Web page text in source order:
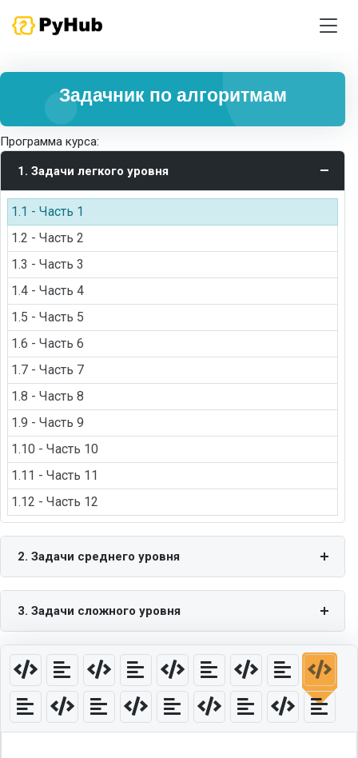
Задачник по алгоритмам
Программа курса:
1. Задачи легкого уровня
1.1 - Часть 1
1.2 - Часть 2
1.3 - Часть 3
1.4 - Часть 4
1.5 - Часть 5
1.6 - Часть 6
1.7 - Часть 7
1.8 - Часть 8
1.9 - Часть 9
1.10 - Часть 10
1.11 - Часть 11
1.12 - Часть 12
2. Задачи среднего уровня
3. Задачи сложного уровня